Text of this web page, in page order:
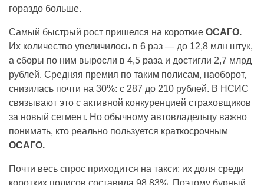
гораздо больше.
Самый быстрый рост пришелся на короткие ОСАГО.
Их количество увеличилось в 6 раз — до 12,8 млн штук,
а сборы по ним выросли в 4,5 раза и достигли 2,7 млрд
рублей. Средняя премия по таким полисам, наоборот,
снизилась почти на 30%: с 287 до 210 рублей. В НСИС
связывают это с активной конкуренцией страховщиков
за новый сегмент. Но обычному автовладельцу важно
понимать, кто реально пользуется краткосрочным
ОСАГО.
Почти весь спрос приходится на такси: их доля среди
коротких полисов составила 98,83%. Поэтому бурный